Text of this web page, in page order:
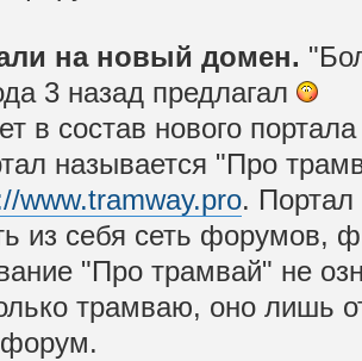
на новый домен.
3 назад предлагал
в состав нового
называется "Про
www.tramway.pro. Портал
из себя сеть форумов,
"Про трамвай" не
трамваю, оно лишь